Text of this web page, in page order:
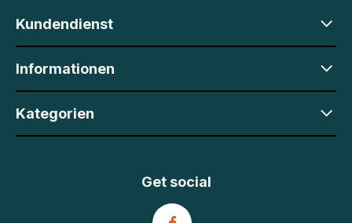
Kundendienst
Informationen
Kategorien
Get social